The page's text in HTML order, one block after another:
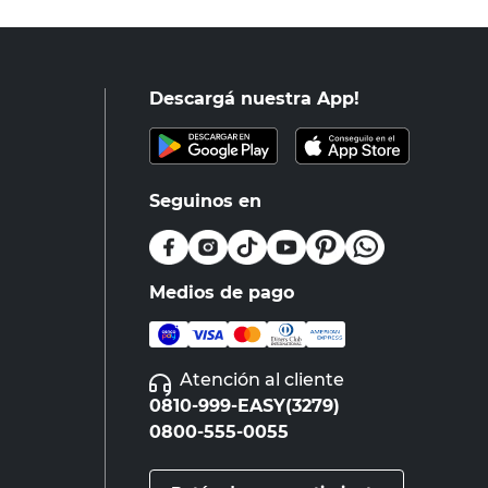
Descargá nuestra App!
Seguinos en
Medios de pago
Atención al cliente
0810-999-EASY(3279)
0800-555-0055